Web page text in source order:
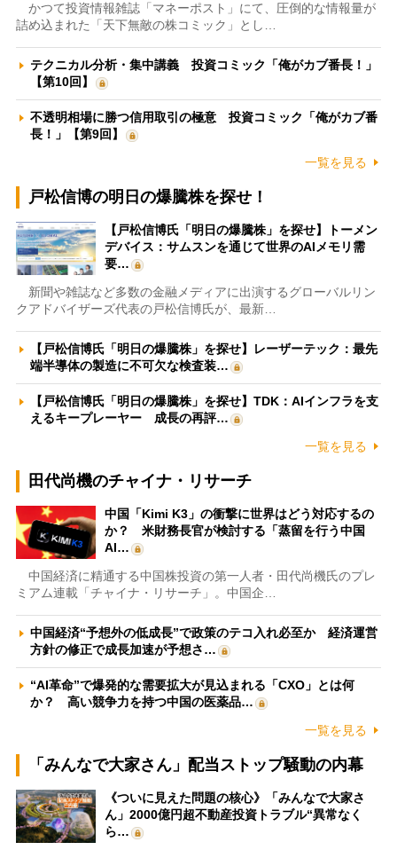
かつて投資情報雑誌「マネーポスト」にて、圧倒的な情報量が
詰め込まれた「天下無敵の株コミック」とし…
テクニカル分析・集中講義 投資コミック「俺がカブ番長！」
【第10回】
不透明相場に勝つ信用取引の極意 投資コミック「俺がカブ番
長！」【第9回】
一覧を見る
戸松信博の明日の爆騰株を探せ！
【戸松信博氏「明日の爆騰株」を探せ】トーメン
デバイス：サムスンを通じて世界のAIメモリ需
要…
新聞や雑誌など多数の金融メディアに出演するグローバルリン
クアドバイザーズ代表の戸松信博氏が、最新…
【戸松信博氏「明日の爆騰株」を探せ】レーザーテック：最先
端半導体の製造に不可欠な検査装…
【戸松信博氏「明日の爆騰株」を探せ】TDK：AIインフラを支
えるキープレーヤー 成長の再評…
一覧を見る
田代尚機のチャイナ・リサーチ
中国「Kimi K3」の衝撃に世界はどう対応するの
か？ 米財務長官が検討する「蒸留を行う中国
AI…
中国経済に精通する中国株投資の第一人者・田代尚機氏のプレ
ミアム連載「チャイナ・リサーチ」。中国企…
中国経済“予想外の低成長”で政策のテコ入れ必至か 経済運営
方針の修正で成長加速が予想さ…
“AI革命”で爆発的な需要拡大が見込まれる「CXO」とは何
か？ 高い競争力を持つ中国の医薬品…
一覧を見る
「みんなで大家さん」配当ストップ騒動の内幕
《ついに見えた問題の核心》「みんなで大家さ
ん」2000億円超不動産投資トラブル“異常なく
ら…